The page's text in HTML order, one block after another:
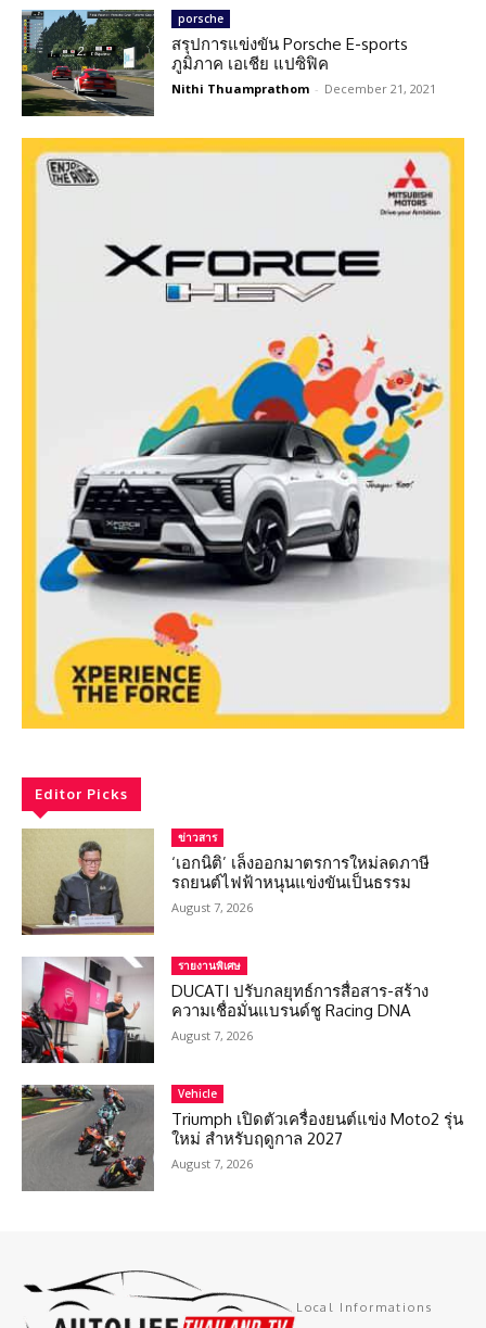
porsche
สรุปการแข่งขัน Porsche E-sports
ภูมิภาค เอเชีย แปซิฟิค
Nithi Thuamprathom - December 21, 2021
Editor Picks
ข่าวสาร
‘เอกนิติ’ เล็งออกมาตรการใหม่ลดภาษี
รถยนต์ไฟฟ้าหนุนแข่งขันเป็นธรรม
August 7, 2026
รายงานพิเศษ
DUCATI ปรับกลยุทธ์การสื่อสาร-สร้าง
ความเชื่อมั่นแบรนด์ชู Racing DNA
August 7, 2026
Vehicle
Triumph เปิดตัวเครื่องยนต์แข่ง Moto2 รุ่น
ใหม่ สำหรับฤดูกาล 2027
August 7, 2026
Local Informations